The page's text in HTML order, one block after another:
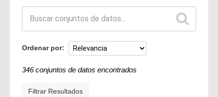
Ordenar por
346 conjuntos de datos encontrados
Filtrar Resultados